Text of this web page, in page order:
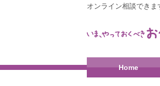
オンライン相談でき
Home